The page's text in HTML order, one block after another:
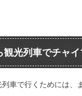
観光列車でチャ
車で行くためには、